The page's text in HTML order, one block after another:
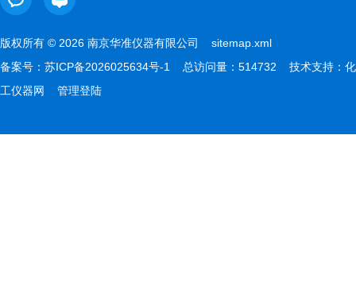
版权所有 © 2026 南京华准仪器有限公司 sitemap.xml
备案号： 苏ICP备2026025634号-1 总访问量：514732 技术支持： 化
工仪器网
管理登陆